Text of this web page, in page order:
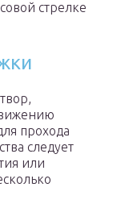
стрелке
прохода
следует
или